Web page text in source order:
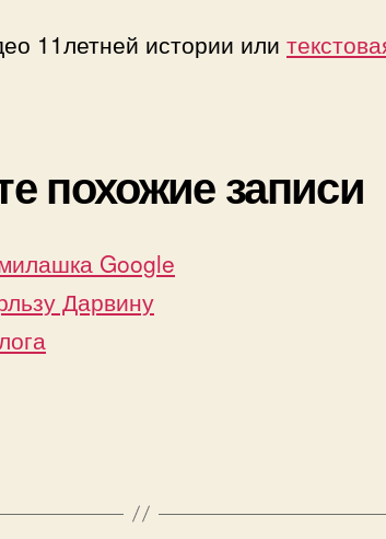
11летней истории или
похожие записи
Google
Дарвину